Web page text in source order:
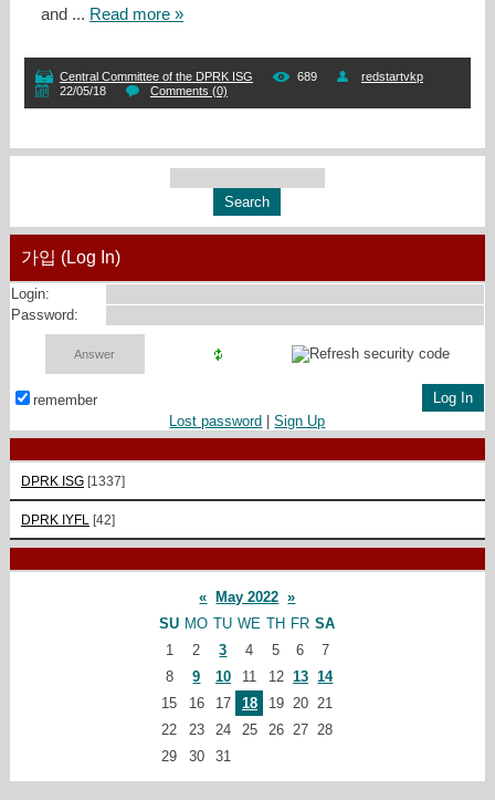
and ... Read more »
Central Committee of the DPRK ISG 689
redstartvkp
22/05/18
Comments (0)
가입 (Log In)
Login:
Password:
remember
Lost password |Sign Up
DPRK ISG [1337]
DPRK IYFL [42]
« May 2022 »
SU MO TU WE TH FR SA
1
2 3 4 5 6
7
8
9 10 11 12 13 14
15
16 17 18 19 20 21
22
23 24 25 26 27 28
29
30 31